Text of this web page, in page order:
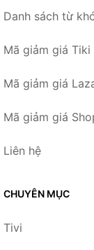
Danh sách từ
Mã giảm giá Tiki
Mã giảm giá
Mã giảm giá
Liên hệ
CHUYÊN MỤC
Tivi